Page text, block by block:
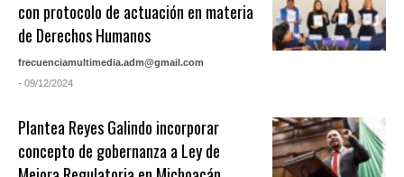
con protocolo de actuación en materia
de Derechos Humanos
frecuenciamultimedia.adm@gmail.com
- 09/12/2024
Plantea Reyes Galindo incorporar
concepto de gobernanza a Ley de